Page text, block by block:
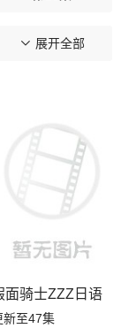
第07集
展开全部
之花的贵族学校
面骑士ZZZ日语
新至47集